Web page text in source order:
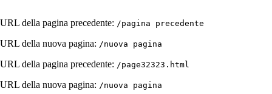
URL della pagina precedente: /pagina precedente
URL della nuova pagina: /nuova pagina
URL della pagina precedente: /page32323.html
URL della nuova pagina: /nuova pagina